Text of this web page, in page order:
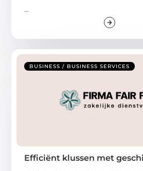
...
BUSINESS / BUSINESS SERVICES
Efficiënt klussen met